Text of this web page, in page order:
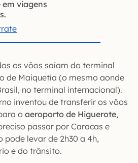
viagens
os vôos saíam do terminal
de Maiquetía (o mesmo aonde
no terminal internacional).
inventou de transferir os vôos
o aeroporto de Higuerote,
passar por Caracas e
levar de 2h30 a 4h,
e do trânsito.